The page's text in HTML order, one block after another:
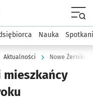
Strategia
Nauka
Aktualności Nowe Żerniki –